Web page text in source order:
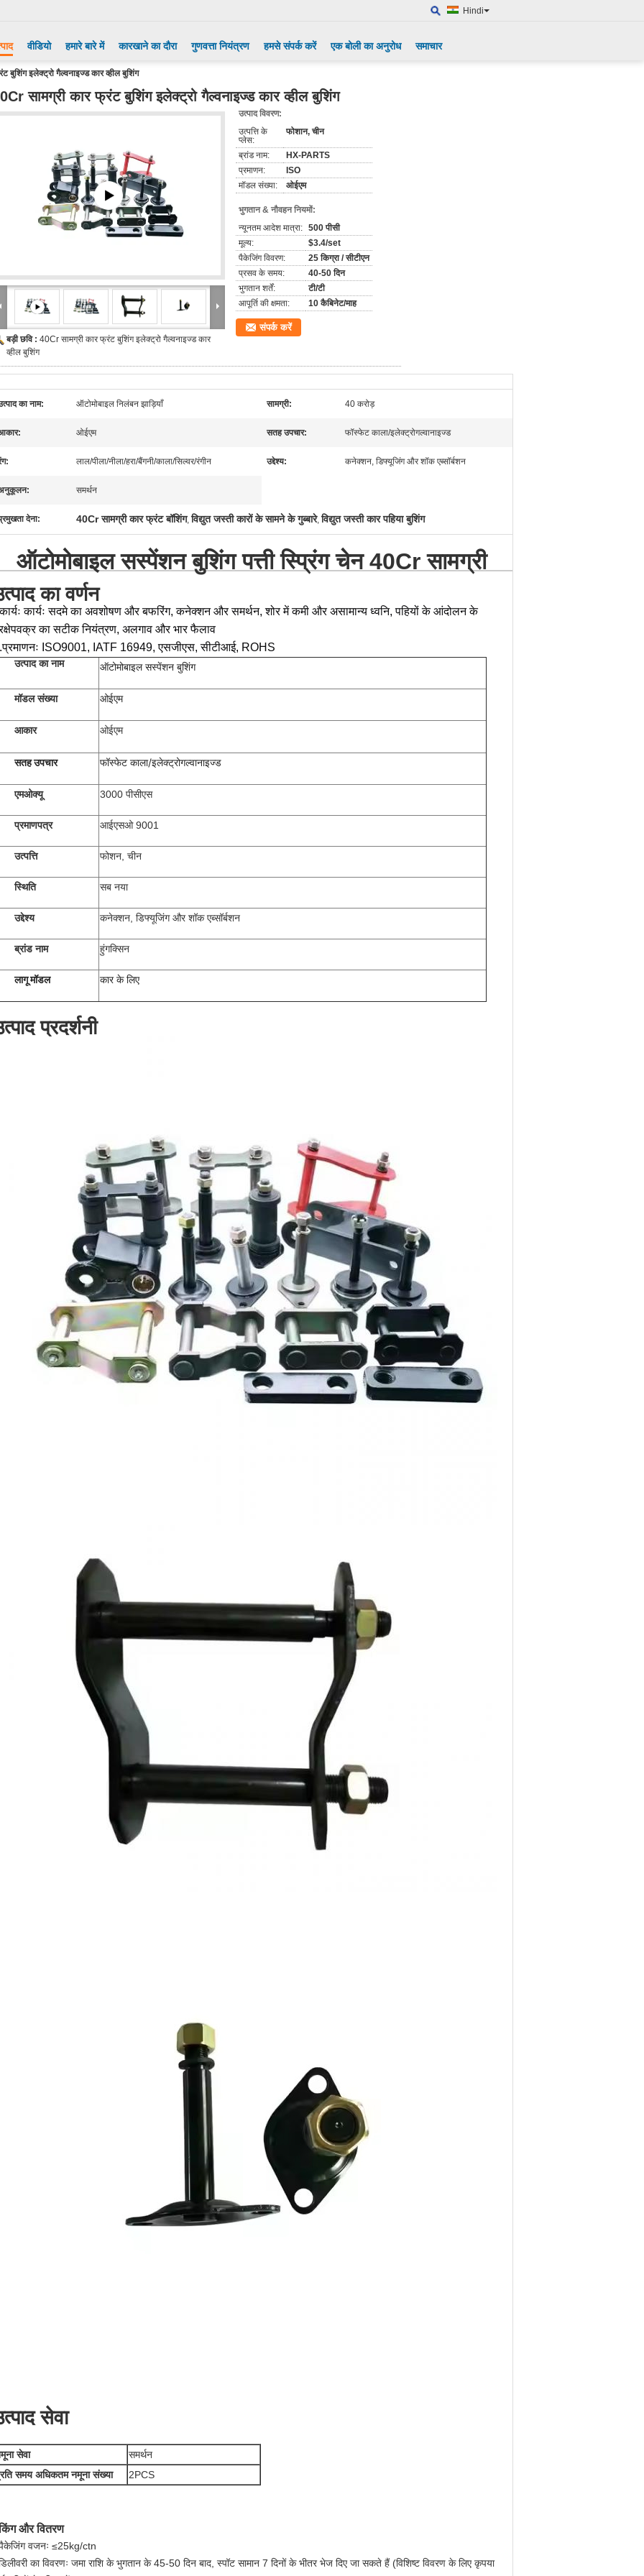
Hindi
वीडियो हमारे बारे में कारखाने का दौरा गुणवत्ता नियंत्रण हमसे संपर्क करें एक बोली का अनुरोध समाचार
बुशिंग इलेक्ट्रो गैल्वनाइज्ड कार व्हील बुशिंग
सामग्री कार फ्रंट बुशिंग इलेक्ट्रो गैल्वनाइज्ड कार व्हील बुशिंग
बड़ी छवि : 40Cr सामग्री कार फ्रंट बुशिंग इलेक्ट्रो गैल्वनाइज्ड कार
व्हील बुशिंग
उत्पाद विवरण:
उत्पत्ति के
प्लेस:
फोशान, चीन
ब्रांड नाम:
HX-PARTS
प्रमाणन:
ISO
मॉडल संख्या:
ओईएम
भुगतान & नौवहन नियमों:
न्यूनतम आदेश मात्रा: 500 पीसी
मूल्य:
$3.4/set
पैकेजिंग विवरण:
25 किग्रा / सीटीएन
प्रसव के समय:
40-50 दिन
भुगतान शर्तें:
टी/टी
आपूर्ति की क्षमता:
10 कैबिनेट/माह
संपर्क करें
का नाम: ऑटोमोबाइल निलंबन झाड़ियाँ सामग्री: 40 करोड़
ओईएम सतह उपचार: फॉस्फेट काला/इलेक्ट्रोगल्वानाइज्ड
लाल/पीला/नीला/हरा/बैंगनी/काला/सिल्वर/रंगीन उद्देश्य: कनेक्शन, डिफ्यूजिंग और शॉक एब्सॉर्बशन
समर्थन
देना: 40Cr सामग्री कार फ्रंट बॉशिंग,विद्युत जस्ती कारों के सामने के गुब्बारे,विद्युत जस्ती कार पहिया बुशिंग
ऑटोमोबाइल सस्पेंशन बुशिंग पत्ती स्प्रिंग चेन 40Cr सामग्री
का वर्णन
कार्यः सदमे का अवशोषण और बफरिंग, कनेक्शन और समर्थन, शोर में कमी और असामान्य ध्वनि, पहियों के आंदोलन के
का सटीक नियंत्रण, अलगाव और भार फैलाव
प्रमाणनः ISO9001, IATF 16949, एसजीएस, सीटीआई, ROHS
उत्पाद का नाम ऑटोमोबाइल सस्पेंशन बुशिंग
मॉडल संख्या ओईएम
आकार ओईएम
सतह उपचार फॉस्फेट काला/इलेक्ट्रोगल्वानाइज्ड
एमओक्यू 3000 पीसीएस
प्रमाणपत्र आईएसओ 9001
उत्पत्ति फोशन, चीन
स्थिति सब नया
उद्देश्य कनेक्शन, डिफ्यूजिंग और शॉक एब्सॉर्बशन
ब्रांड नाम हुंगक्सिन
लागू मॉडल कार के लिए
प्रदर्शनी
सेवा
सेवा
समर्थन
समय अधिकतम नमूना संख्या
2PCS
और वितरण
वजनः ≤25kg/ctn
का विवरणः जमा राशि के भुगतान के 45-50 दिन बाद, स्पॉट सामान 7 दिनों के भीतर भेज दिए जा सकते हैं (विशिष्ट विवरण के लिए कृपया